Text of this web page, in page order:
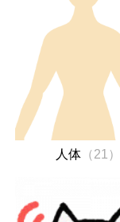
人体（21）